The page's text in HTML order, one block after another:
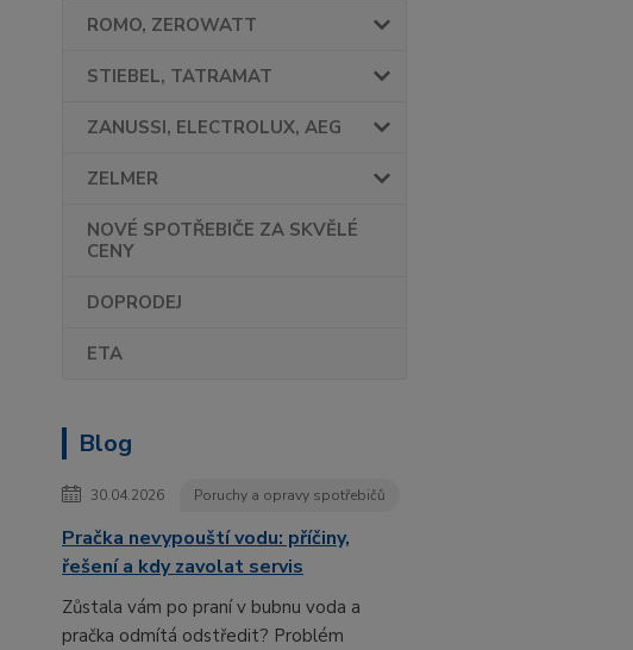
ROMO, ZEROWATT
STIEBEL, TATRAMAT
ZANUSSI, ELECTROLUX, AEG
ZELMER
NOVÉ SPOTŘEBIČE ZA SKVĚLÉ
CENY
DOPRODEJ
ETA
Blog
30.04.2026 Poruchy a opravy spotřebičů
Pračka nevypouští vodu: příčiny,
řešení a kdy zavolat servis
Zůstala vám po praní v bubnu voda a
pračka odmítá odstředit? Problém